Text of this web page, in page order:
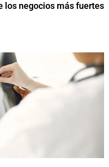
los negocios más fuertes